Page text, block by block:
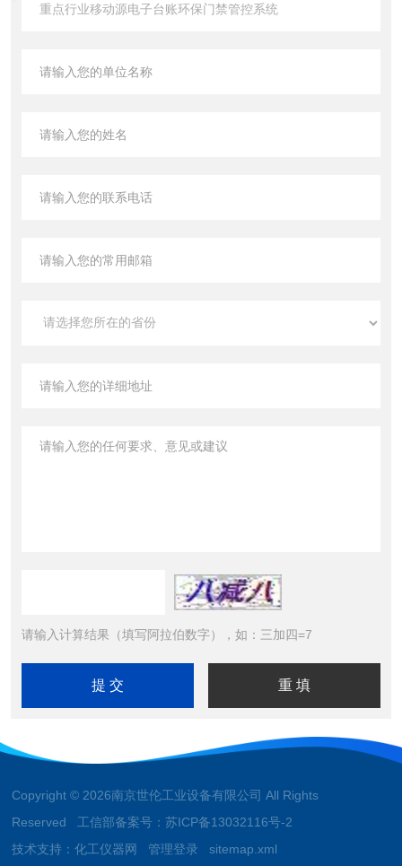
请输入计算结果（填写阿拉伯数字），如：三加四=7
Copyright © 2026南京世伦工业设备有限公司 All Rights
Reserved 工信部备案号：苏ICP备13032116号-2
技术支持：化工仪器网 管理登录 sitemap.xml